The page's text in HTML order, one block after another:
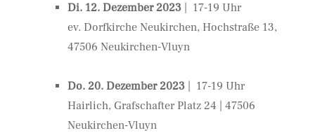
Di. 12. Dezember 2023 | 17-19 Uhr
ev. Dorfkirche Neukirchen, Hochstraße 13,
47506 Neukirchen-Vluyn
Do. 20. Dezember 2023 | 17-19 Uhr
Hairlich, Grafschafter Platz 24 | 47506
Neukirchen-Vluyn